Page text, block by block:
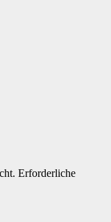
Erforderliche